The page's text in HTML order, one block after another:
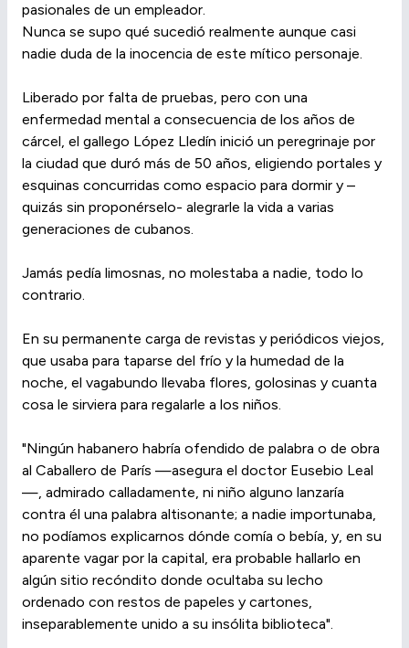
pasionales de un empleador.
Nunca se supo qué sucedió realmente aunque casi
nadie duda de la inocencia de este mítico personaje.
Liberado por falta de pruebas, pero con una
enfermedad mental a consecuencia de los años de
cárcel, el gallego López Lledín inició un peregrinaje por
la ciudad que duró más de 50 años, eligiendo portales y
esquinas concurridas como espacio para dormir y –
quizás sin proponérselo- alegrarle la vida a varias
generaciones de cubanos.
Jamás pedía limosnas, no molestaba a nadie, todo lo
contrario.
En su permanente carga de revistas y periódicos viejos,
que usaba para taparse del frío y la humedad de la
noche, el vagabundo llevaba flores, golosinas y cuanta
cosa le sirviera para regalarle a los niños.
"Ningún habanero habría ofendido de palabra o de obra
al Caballero de París —asegura el doctor Eusebio Leal
—, admirado calladamente, ni niño alguno lanzaría
contra él una palabra altisonante; a nadie importunaba,
no podíamos explicarnos dónde comía o bebía, y, en su
aparente vagar por la capital, era probable hallarlo en
algún sitio recóndito donde ocultaba su lecho
ordenado con restos de papeles y cartones,
inseparablemente unido a su insólita biblioteca".